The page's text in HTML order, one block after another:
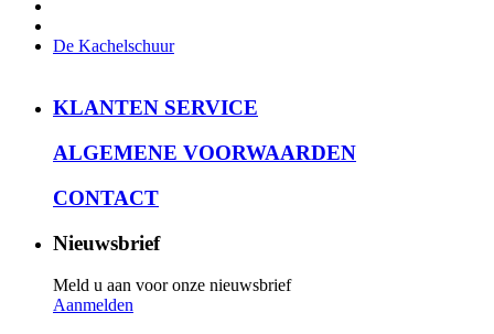
De Kachelschuur
KLANTEN SERVICE
ALGEMENE VOORWAARDEN
CONTACT
Nieuwsbrief
Meld u aan voor onze nieuwsbrief
Aanmelden